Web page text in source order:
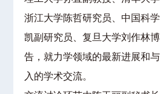
浙江大学陈哲研究员、中国科
凯副研究员、复旦大学刘作林
告，就力学领域的最新进展和
入的学术交流。